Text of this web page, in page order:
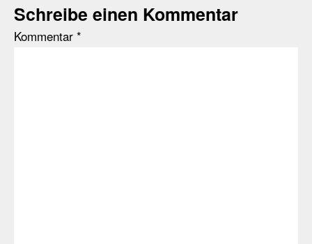
Schreibe einen Kommentar
Kommentar *